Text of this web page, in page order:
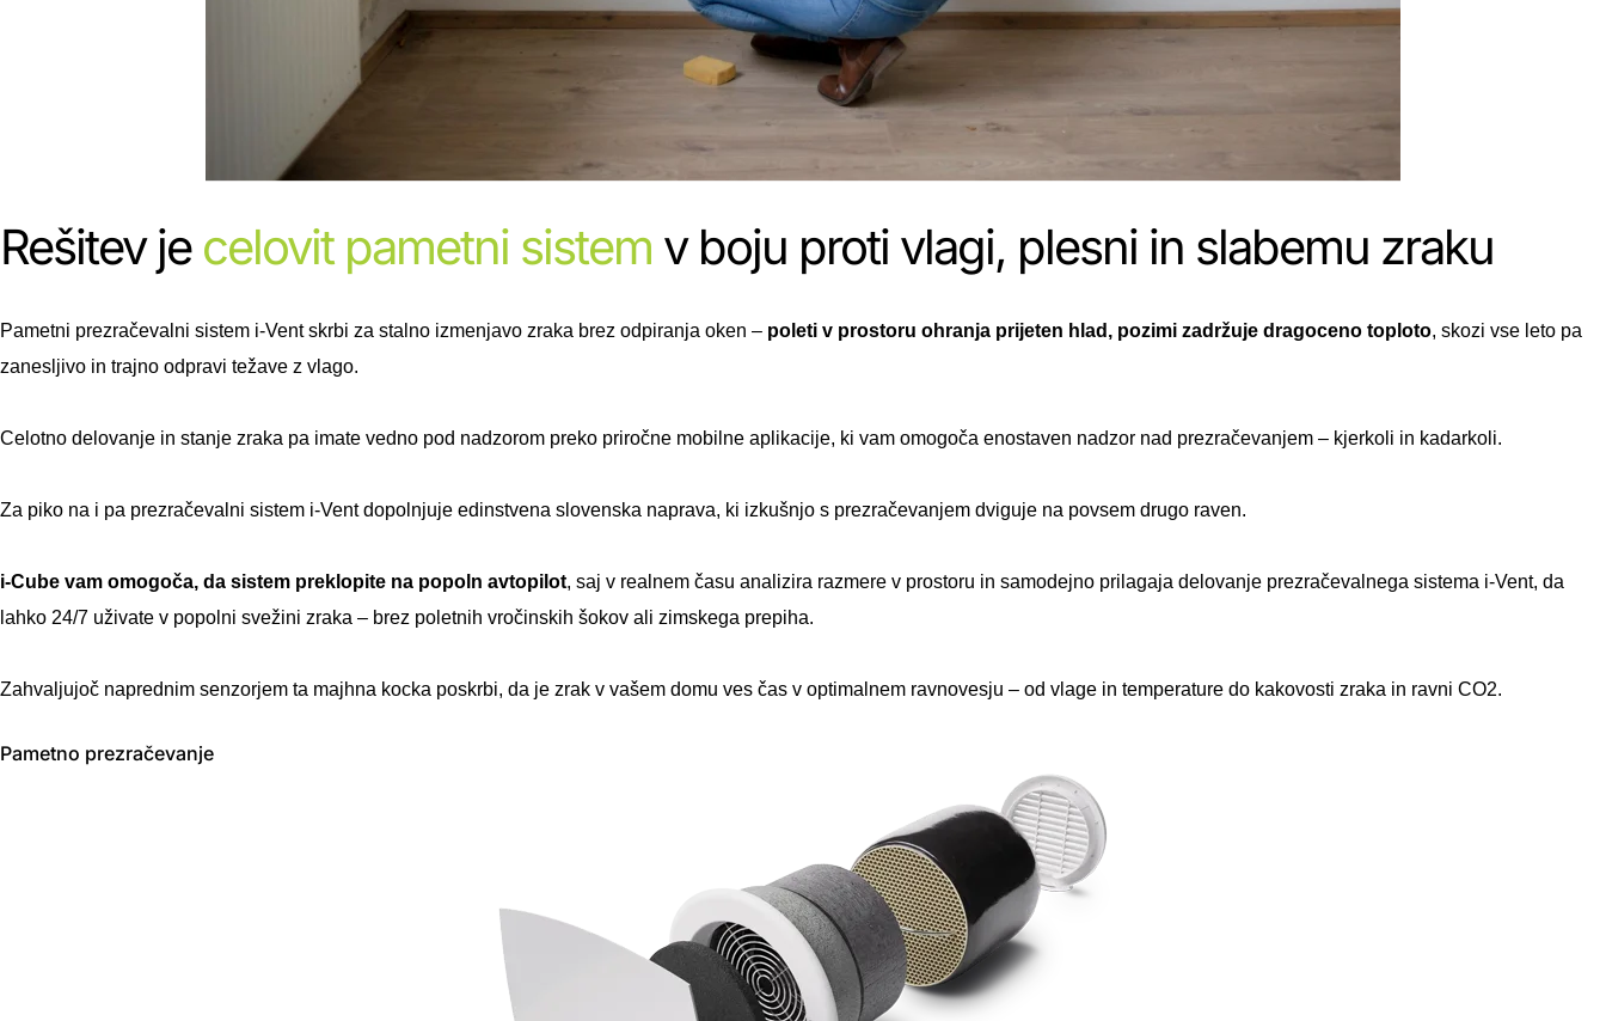
Rešitev je celovit pametni sistem v boju proti vlagi, plesni in slabemu zraku
Pametni prezračevalni sistem i-Vent skrbi za stalno izmenjavo zraka brez odpiranja oken – poleti v prostoru ohranja prijeten hlad, pozimi zadržuje dragoceno toploto, skozi vse leto pa
zanesljivo in trajno odpravi težave z vlago.
Celotno delovanje in stanje zraka pa imate vedno pod nadzorom preko priročne mobilne aplikacije, ki vam omogoča enostaven nadzor nad prezračevanjem – kjerkoli in kadarkoli.
Za piko na i pa prezračevalni sistem i-Vent dopolnjuje edinstvena slovenska naprava, ki izkušnjo s prezračevanjem dviguje na povsem drugo raven.
i-Cube vam omogoča, da sistem preklopite na popoln avtopilot, saj v realnem času analizira razmere v prostoru in samodejno prilagaja delovanje prezračevalnega sistema i-Vent, da
lahko 24/7 uživate v popolni svežini zraka – brez poletnih vročinskih šokov ali zimskega prepiha.
Zahvaljujoč naprednim senzorjem ta majhna kocka poskrbi, da je zrak v vašem domu ves čas v optimalnem ravnovesju – od vlage in temperature do kakovosti zraka in ravni CO2.
Pametno prezračevanje